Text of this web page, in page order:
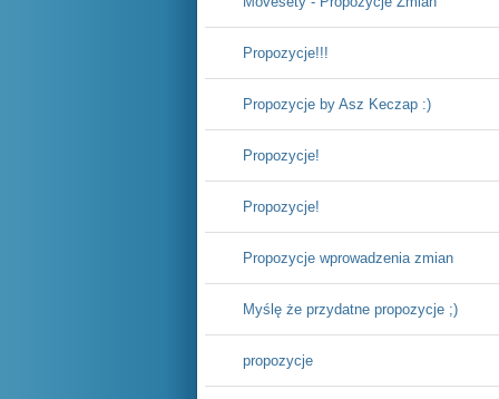
Propozycje!!!
Propozycje by Asz Keczap :)
Propozycje!
Propozycje!
Propozycje wprowadzenia zmian
Myślę że przydatne propozycje ;)
propozycje